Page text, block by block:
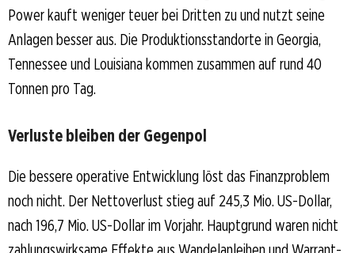
Power kauft weniger teuer bei Dritten zu und nutzt seine
Anlagen besser aus. Die Produktionsstandorte in Georgia,
Tennessee und Louisiana kommen zusammen auf rund 40
Tonnen pro Tag.
Verluste bleiben der Gegenpol
Die bessere operative Entwicklung löst das Finanzproblem
noch nicht. Der Nettoverlust stieg auf 245,3 Mio. US-Dollar,
nach 196,7 Mio. US-Dollar im Vorjahr. Hauptgrund waren nicht